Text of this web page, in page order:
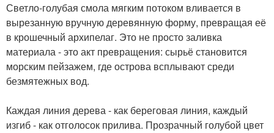
Светло-голубая смола мягким потоком вливается в
вырезанную вручную деревянную форму, превращая её
в крошечный архипелаг. Это не просто заливка
материала - это акт превращения: сырьё становится
морским пейзажем, где острова всплывают среди
безмятежных вод.
Каждая линия дерева - как береговая линия, каждый
изгиб - как отголосок прилива. Прозрачный голубой цвет